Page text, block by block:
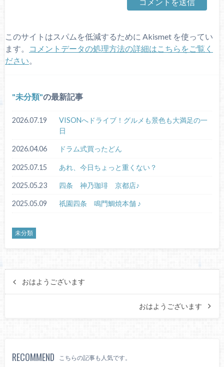
このサイトはスパムを低減するために Akismet を使ってい
ます。
コメントデータの処理方法の詳細はこちらをご覧く
ださい。
未分類 の最新記事
2026.07.19
VISONへドライブ！グルメも景色も大満足の一
日
2026.04.06 ドラム式買ったどん
2025.07.15 あれ、今日ちょっと重くない？
2025.05.23 四条 神乃珈琲 京都店♪
2025.05.09 祇園四条 鳴門鯛焼本舗 ♪
未分類
おはようございます
おはようございます
RECOMMEND こちらの記事も人気です。